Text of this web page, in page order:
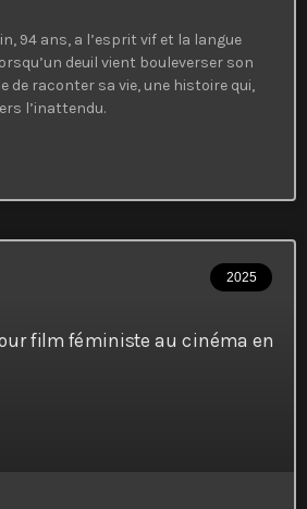
94 ans, a l’esprit vif et la langue
deuil vient bouleverser son
de raconter sa vie, une histoire qui,
l’inattendu.
2025